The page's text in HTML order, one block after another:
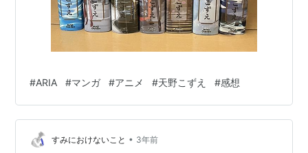
#ARIA #マンガ #アニメ #天野こずえ #感想
すみにおけないこと • 3年前